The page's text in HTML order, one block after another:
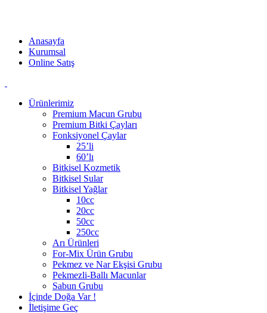
Anasayfa
Kurumsal
Online Satış
Ürünlerimiz
Premium Macun Grubu
Premium Bitki Çayları
Fonksiyonel Çaylar
25’li
60’lı
Bitkisel Kozmetik
Bitkisel Sular
Bitkisel Yağlar
10cc
20cc
50cc
250cc
Arı Ürünleri
For-Mix Ürün Grubu
Pekmez ve Nar Ekşisi Grubu
Pekmezli-Ballı Macunlar
Sabun Grubu
İçinde Doğa Var !
İletişime Geç